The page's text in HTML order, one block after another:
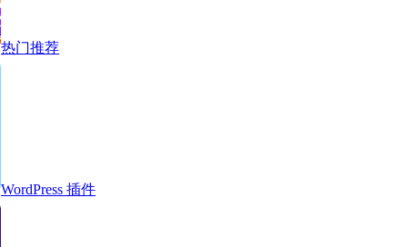
热门推荐
WordPress 插件